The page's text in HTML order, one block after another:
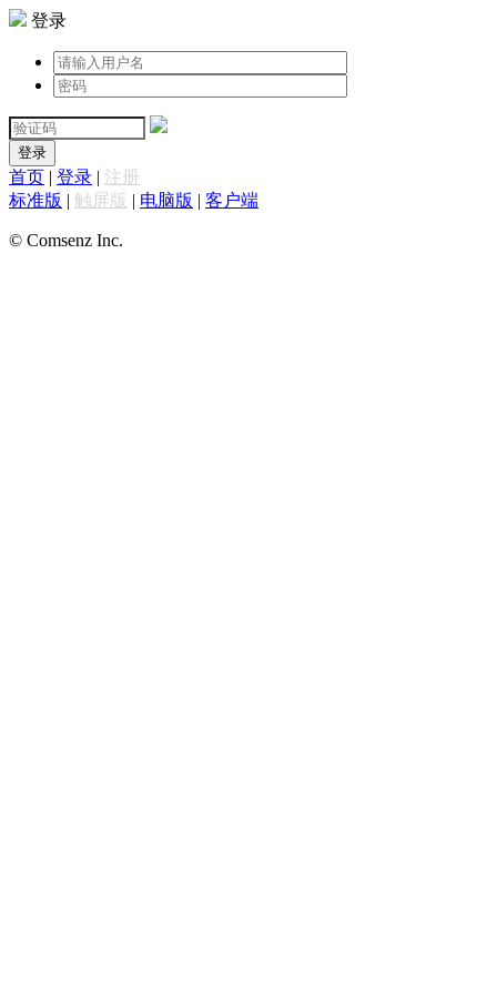
登录
登录
首页 | 登录 | 注册
标准版 | 触屏版 | 电脑版 | 客户端
© Comsenz Inc.